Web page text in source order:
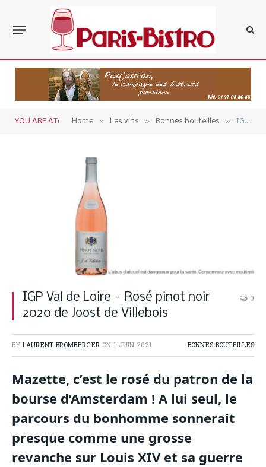
YOU ARE AT: Home » Les vins » Bonnes bouteilles » IGP Val de Loire – Rosé pinot noir 2020 de Joost de Villebois
IGP Val de Loire – Rosé pinot noir
2020 de Joost de Villebois
0
BY LAURENT BROMBERGER ON 1 JUIN 2021 BONNES BOUTEILLES
Mazette, c’est le rosé du patron de la
bourse d’Amsterdam ! A lui seul, le
parcours du bonhomme sonnerait
presque comme une grosse
revanche sur Louis XIV et sa guerre